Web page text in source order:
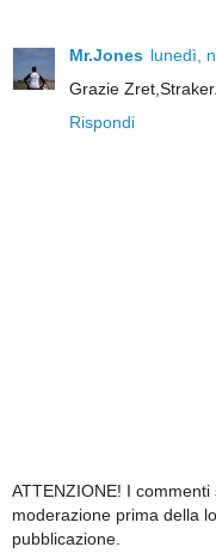
Mr.Jones lunedì,
Grazie
Rispondi
ATTENZIONE! I
moderazione prima della
pubblicazione.